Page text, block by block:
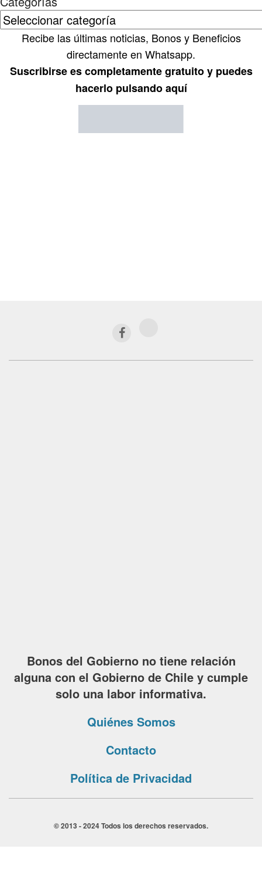
Recibe las últimas noticias, Bonos y Beneficios
directamente en Whatsapp.
Suscribirse es completamente gratuito y puedes
hacerlo pulsando aquí
Bonos del Gobierno no tiene relación
alguna con el Gobierno de Chile y cumple
solo una labor informativa.
Quiénes Somos
Contacto
Política de Privacidad
© 2013 - 2024 Todos los derechos reservados.